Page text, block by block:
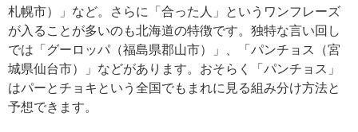
札幌市）」など。さらに「合った人」というワンフレーズ
が入ることが多いのも北海道の特徴です。独特な言い回し
では「グーロッパ（福島県郡山市）」、「パンチョス（宮
城県仙台市）」などがあります。おそらく「パンチョス」
はパーとチョキという全国でもまれに見る組み分け方法と
予想できます。